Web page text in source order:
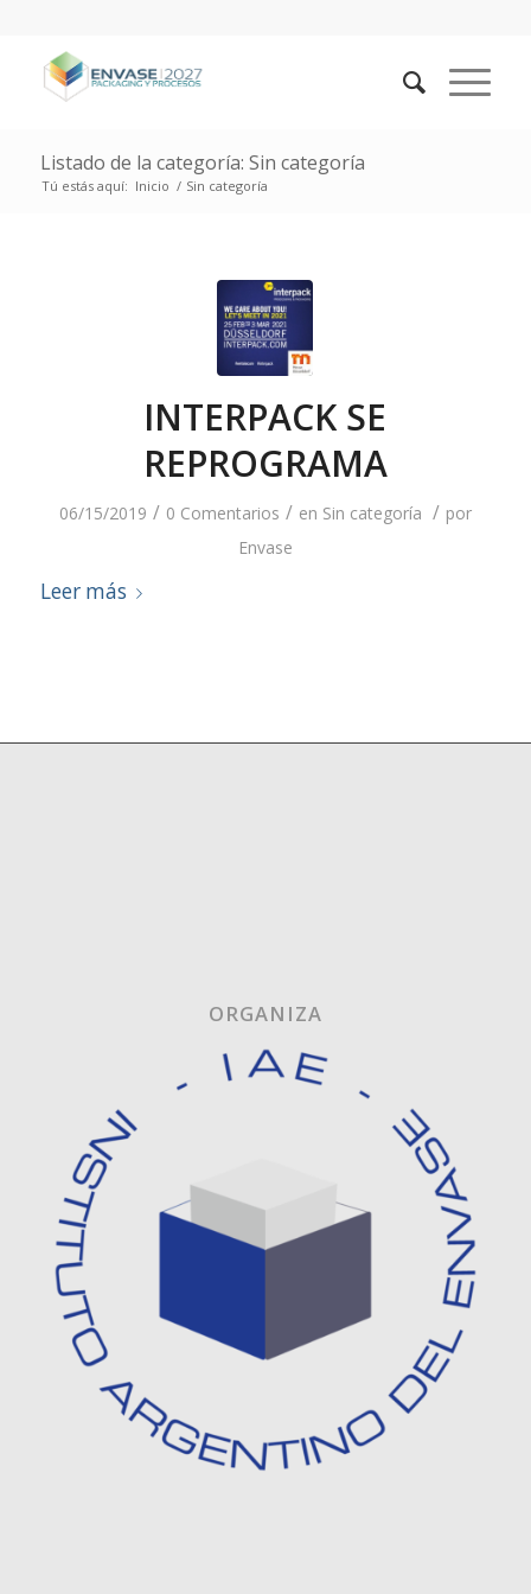
Listado de la categoría: Sin categoría
Tú estás aquí: Inicio / Sin categoría
INTERPACK SE
REPROGRAMA
06/15/2019 / 0 Comentarios / en Sin categoría / por
Envase
Leer más
ORGANIZA